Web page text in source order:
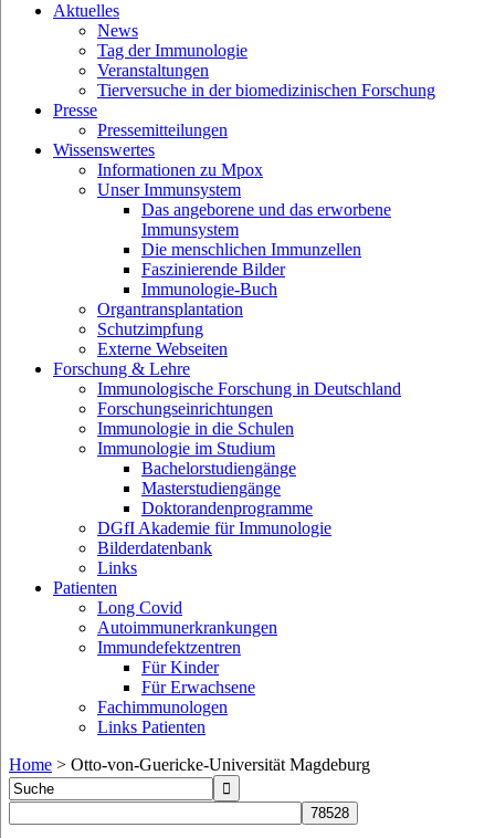
Aktuelles
News
Tag der Immunologie
Veranstaltungen
Tierversuche in der biomedizinischen Forschung
Presse
Pressemitteilungen
Wissenswertes
Informationen zu Mpox
Unser Immunsystem
Das angeborene und das erworbene
Immunsystem
Die menschlichen Immunzellen
Faszinierende Bilder
Immunologie-Buch
Organtransplantation
Schutzimpfung
Externe Webseiten
Forschung & Lehre
Immunologische Forschung in Deutschland
Forschungseinrichtungen
Immunologie in die Schulen
Immunologie im Studium
Bachelorstudiengänge
Masterstudiengänge
Doktorandenprogramme
DGfI Akademie für Immunologie
Bilderdatenbank
Links
Patienten
Long Covid
Autoimmunerkrankungen
Immundefektzentren
Für Kinder
Für Erwachsene
Fachimmunologen
Links Patienten
Home > Otto-von-Guericke-Universität Magdeburg